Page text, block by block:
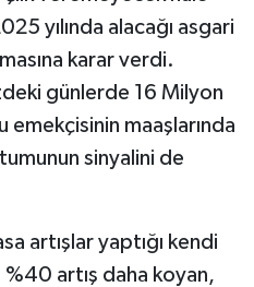
yılında alacağı asgari
karar verdi.
günlerde 16 Milyon
emekçisinin maaşlarında
sinyalini de
artışlar yaptığı kendi
%40 artış daha koyan,